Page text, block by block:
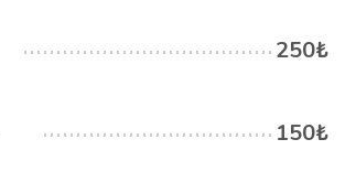
250₺
150₺